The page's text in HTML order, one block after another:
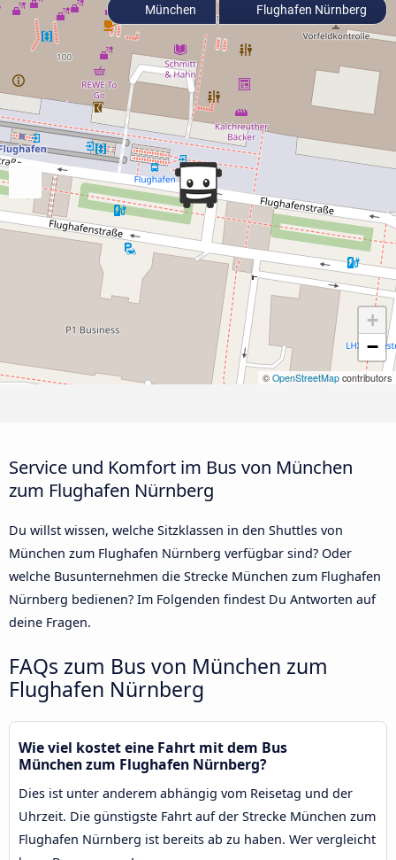
+
−
© OpenStreetMap contributors
München Flughafen Nürnberg
Service und Komfort im Bus von München
zum Flughafen Nürnberg
Du willst wissen, welche Sitzklassen in den Shuttles von
München zum Flughafen Nürnberg verfügbar sind? Oder
welche Busunternehmen die Strecke München zum Flughafen
Nürnberg bedienen? Im Folgenden findest Du Antworten auf
deine Fragen.
FAQs zum Bus von München zum
Flughafen Nürnberg
Wie viel kostet eine Fahrt mit dem Bus
München zum Flughafen Nürnberg?
Dies ist unter anderem abhängig vom Reisetag und der
Uhrzeit. Die günstigste Fahrt auf der Strecke München zum
Flughafen Nürnberg ist bereits ab zu haben. Wer vergleicht